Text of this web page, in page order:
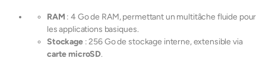
RAM : 4 Go de RAM, permettant un multitâche fluide pour
les applications basiques.
Stockage: 256 Go de stockage interne, extensible via
carte microSD.